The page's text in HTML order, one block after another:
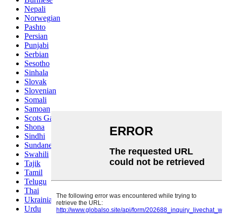
Nepali
Norwegian
Pashto
Persian
Punjabi
Serbian
Sesotho
Sinhala
Slovak
Slovenian
Somali
Samoan
Scots Gaelic
Shona
Sindhi
Sundanese
Swahili
Tajik
Tamil
Telugu
Thai
Ukrainian
Urdu